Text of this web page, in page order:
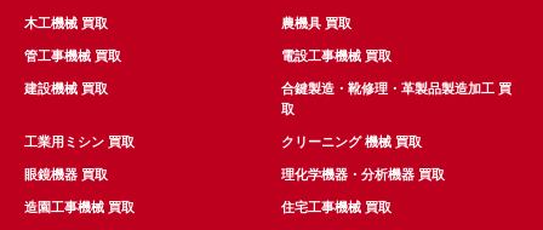
木工機械 買取 農機具 買取
管工事機械 買取 電設工事機械 買取
建設機械 買取
合鍵製造・靴修理・革製品製造加工 買
取
工業用ミシン 買取 クリーニング 機械 買取
眼鏡機器 買取 理化学機器・分析機器 買取
造園工事機械 買取 住宅工事機械 買取